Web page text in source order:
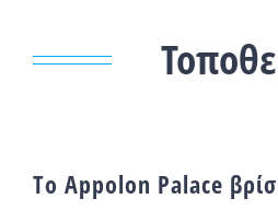
Τo Αppolon Palace